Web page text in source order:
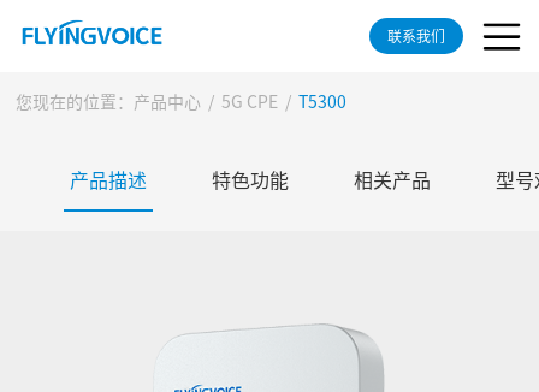
联系我们
您现在的位置： 产品中心 / 5G CPE / T5300
产品描述 特色功能 相关产品 型号